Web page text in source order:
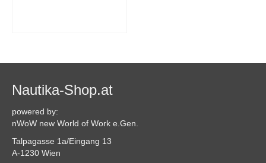
weist
Varianten
auf.
Optionen
auf
Nautika-Shop.at
powered by:
nWoW new World of Work e.Gen.
Talpagasse 1a/Eingang 13
A-1230 Wien